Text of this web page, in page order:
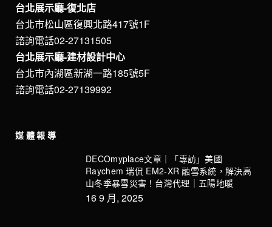
台北展示廳-復北店
台北市松山區復興北路417號1F
諮詢電話02-27131505
台北展示廳-建材設計中心
台北市內湖區新湖一路185號5F
諮詢電話02-27139992
媒體報導
DECOmyplace文章｜「專訪」美國
Raychem 瑞侃 EM2-XR 融雪系統，解決高
山冬季暴雪災害！台灣代理｜五陽地暖
16 9 月, 2025